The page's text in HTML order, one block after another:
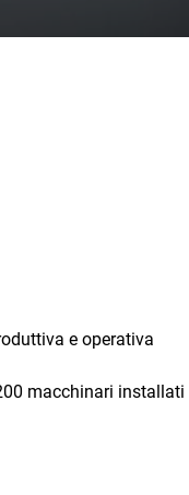
e operativa
macchinari